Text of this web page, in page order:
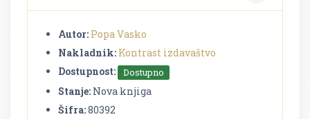
Autor: Popa Vasko
Nakladnik: Kontrast izdavaštvo
Dostupnost:
Dostupno
Stanje: Nova knjiga
Šifra:80392